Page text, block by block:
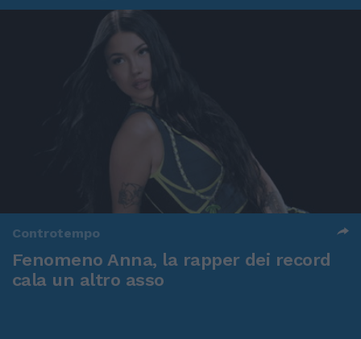
Controtempo
Fenomeno Anna, la rapper dei record
cala un altro asso